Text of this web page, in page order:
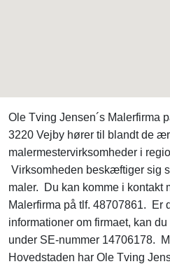
Ole Tving Jensen´s Malerfirma
3220 Vejby hører til blandt de
malermestervirksomheder i
Virksomheden beskæftiger sig
maler. Du kan komme i kontakt
Malerfirma på tlf. 48707861. Er
informationer om firmaet, kan
under SE-nummer 14706178.
Hovedstaden har Ole Tving